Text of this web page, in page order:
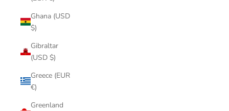
Ghana (USD
$)
Gibraltar
(USD $)
Greece (EUR
€)
Greenland